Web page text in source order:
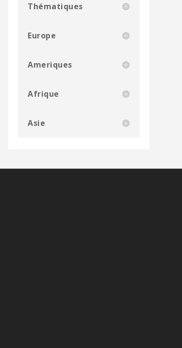
Thématiques
Europe
Ameriques
Afrique
Asie